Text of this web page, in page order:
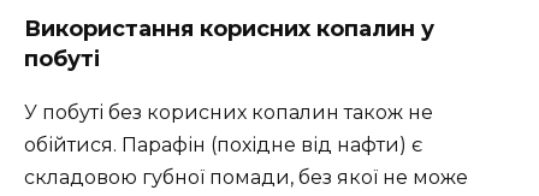
Використання корисних копалин у
побуті
У побуті без корисних копалин також не
обійтися. Парафін (похідне від нафти) є
складовою губної помади, без якої не може